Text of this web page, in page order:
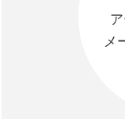
メ